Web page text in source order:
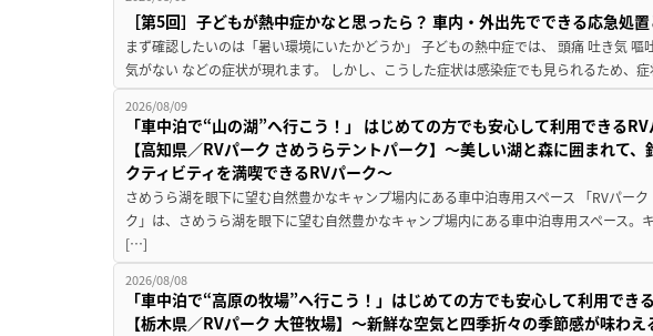
［第5回］子どもが熱中症かなと思ったら？ 車内・外出先でできる応急処
まず確認したいのは「暑い環境にいたかどうか」 子どもの熱中症では、 頭痛 吐き気 嘔
気がない などの症状が現れます。 しかし、こうした症状は感染症でも見られるため、
2026/08/09
「車中泊で“山の湖”へ行こう！」 はじめての方でも安心して利用できる
【高知県／RVパーク さめうらテントパーク】～美しい湖と森に囲まれて
クティビティを満喫できるRVパーク～
さめうら湖を眼下に望む自然豊かなキャンプ場内にある車中泊専用スペース 「RVパー
ク」は、さめうら湖を眼下に望む自然豊かなキャンプ場内にある車中泊専用スペース。
[…]
2026/08/08
「車中泊で“高原の牧場”へ行こう！」はじめての方でも安心して利用でき
【栃木県／RVパーク 大笹牧場】～新鮮な空気と四季折々の季節感が味わ